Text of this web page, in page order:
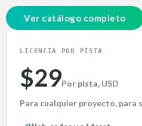
Ver catálogo completo
LICENCIA POR PISTA
$29Por pista, USD
Para cualquier proyecto, para